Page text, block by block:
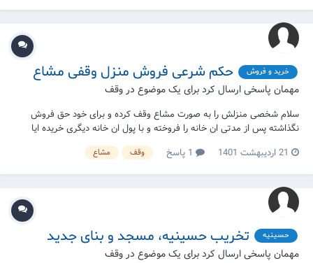
خرید و فروش حکم شرعی فروش منزل وقفی مشاع
مهمان پاسخی ارسال کرد برای یک موضوع در وقف
سلام شخصی منزلش را به صورت مشاع وقف کرده و برای خود حق فروش
نگذاشته پس از مدتی ان خانه را فروخته و با پول ان خانه دیگری خریده ایا
معامله اول و دوم صحیحند؟ حکم چیست؟
21 اردیبهشت 1401 وقف مشاع
حسینیه تخریب حسینیه، مسجد و بنای جدید
مهمان پاسخی ارسال کرد برای یک موضوع در وقف